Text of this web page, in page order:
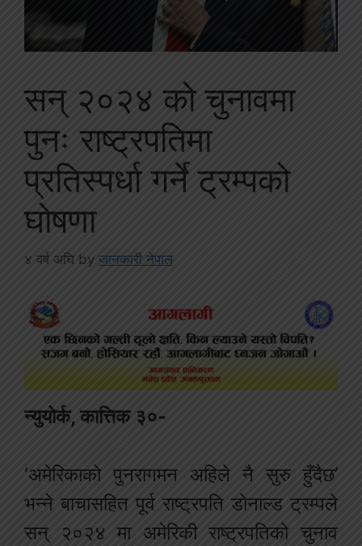
सन् २०२४ को चुनावमा
पुनः राष्ट्रपतिमा
प्रतिस्पर्धा गर्ने ट्रम्पको
घोषणा
४ वर्ष अघि by जानकारी नेपाल
न्युयोर्क, कात्तिक ३०-
‘अमेरिकाको पुनरागमन अहिले नै सुरु हुँदैछ’
भन्ने बाचासहित पूर्व राष्ट्रपति डोनाल्ड ट्रम्पले
सन् २०२४ मा अमेरिकी राष्ट्रपतिको चुनाव